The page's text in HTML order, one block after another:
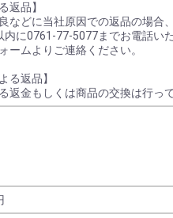
返品】
などに当社原因での返品の場合
内に0761-77-5077までお電話い
ームよりご連絡ください。
る返品】
返金もしくは商品の交換は行っ